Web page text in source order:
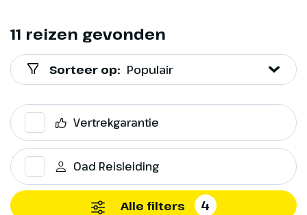
11 reizen gevonden
Sorteer op: Populair
Vertrekgarantie
Oad Reisleiding
Alle filters 4